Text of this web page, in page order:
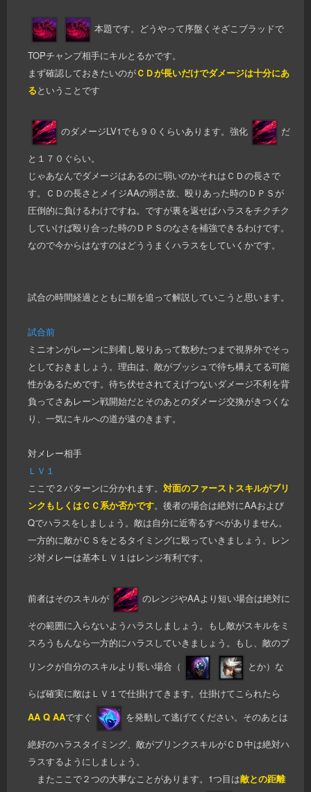
本題です。どうやって序盤くそざこブラッドで
TOPチャンプ相手にキルとるかです。
まず確認しておきたいのがＣＤが長いだけでダメージは十分にあ
るということです
のダメージLV1でも９０くらいあります。強化 だ
と１７０ぐらい。
じゃあなんでダメージはあるのに弱いのかそれはＣＤの長さで
す。ＣＤの長さとメイジAAの弱さ故、殴りあった時のＤＰＳが
圧倒的に負けるわけですね。ですが裏を返せばハラスをチクチク
していけば殴り合った時のＤＰＳのなさを補強できるわけです。
なので今からはなすのはどううまくハラスをしていくかです。
試合の時間経過とともに順を追って解説していこうと思います。
試合前
ミニオンがレーンに到着し殴りあって数秒たつまで視界外でそっ
としておきましょう。理由は、敵がブッシュで待ち構えてる可能
性があるためです。待ち伏せされてえげつないダメージ不利を背
負ってさあレーン戦開始だとそのあとのダメージ交換がきつくな
り、一気にキルへの道が遠のきます。
対メレー相手
ＬＶ１
ここで２パターンに分かれます。 対面のファーストスキルがブリ
ンクもしくはＣＣ系か否かです。後者の場合は絶対にAAおよび
Qでハラスをしましょう。敵は自分に近寄るすべがありません。
一方的に敵がＣＳをとるタイミングに殴っていきましょう。レン
ジ対メレーは基本ＬＶ１はレンジ有利です。
前者はそのスキルが のレンジやAAより短い場合は絶対に
その範囲に入らないようハラスしましょう。もし敵がスキルをミ
スろうもんなら一方的にハラスしていきましょう。もし、敵のブ
リンクが自分のスキルより長い場合（
とか）な
らば確実に敵はＬＶ１で仕掛けてきます。仕掛けてこられたら
AA Q AAですぐ を発動して逃げてください。そのあとは
絶好のハラスタイミング、敵がブリンクスキルがＣＤ中は絶対ハ
ラスするようにしましょう。
またここで２つの大事なことがあります。1つ目は敵との距離